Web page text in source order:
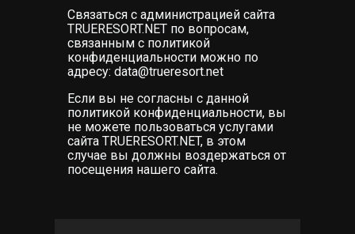
Связаться с администрацией сайта
TRUERESORT.NET по вопросам,
связанным с политикой
конфиденциальности можно по
адресу: data@trueresort.net
Если вы не согласны с данной
политикой конфиденциальности, вы
не можете пользоваться услугами
сайта TRUERESORT.NET, в этом
случае вы должны воздержаться от
посещения нашего сайта.